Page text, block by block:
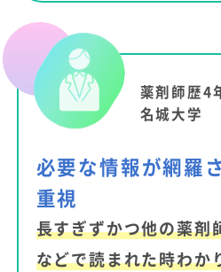
薬剤師歴4
名城大学
必要な情報が網羅
重視
長すぎずかつ他の薬剤
などで読まれた時わか